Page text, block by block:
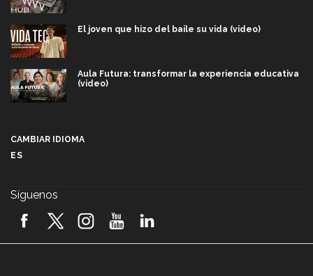
El joven que hizo del baile su vida (video)
Aula Futura: transformar la experiencia educativa
(video)
2026! (video)
CAMBIAR IDIOMA
ES
Síguenos